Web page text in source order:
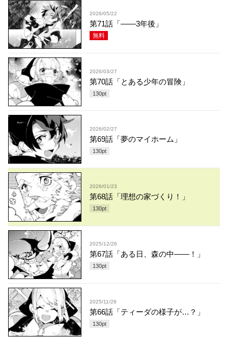
2026/05/22
第71話「――3年後」
無料
2026/03/27
第70話「とある少年の冒険」
130pt
2026/02/27
第69話「夢のマイホーム」
130pt
2026/01/23
第68話「理想の家づくり！」
130pt
2025/12/26
第67話「ある日、森の中――！」
130pt
2025/11/28
第66話「ティーダの様子が…？」
130pt